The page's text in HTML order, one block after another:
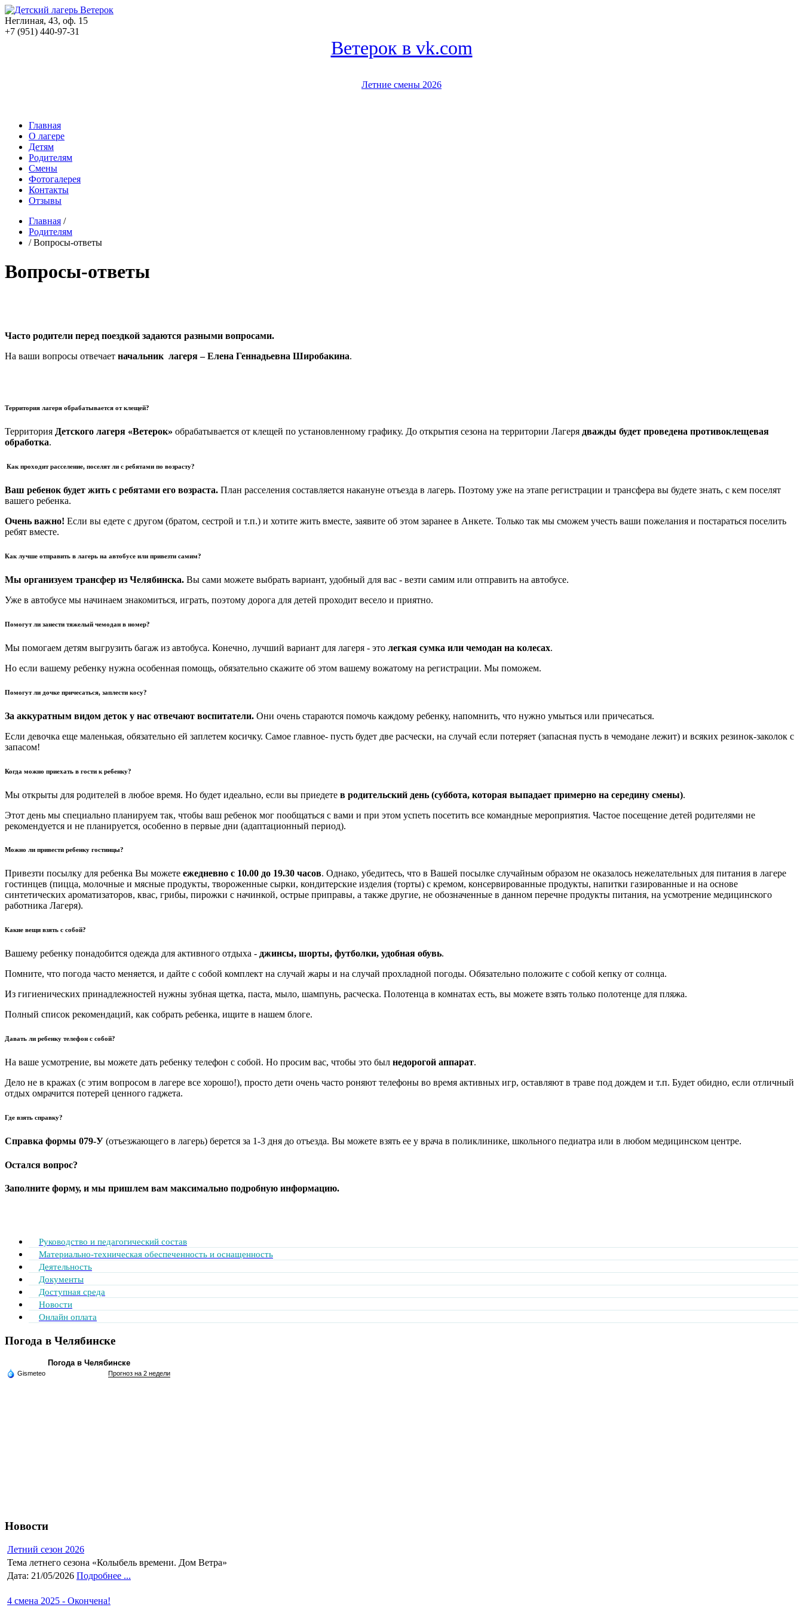
Неглиная, 43, оф. 15
+7 (951) 440-97-31
Ветерок в vk.com
Летние смены 2026
Главная
О лагере
Детям
Родителям
Смены
Фотогалерея
Контакты
Отзывы
Главная /
Родителям
/Вопросы-ответы
Вопросы-ответы
Часто родители перед поездкой задаются разными вопросами.
На ваши вопросы отвечает начальник лагеря – Елена Геннадьевна Широбакина.
Территория лагеря обрабатывается от клещей?
Территория Детского лагеря «Ветерок» обрабатывается от клещей по установленному графику. До открытия сезона на территории Лагеря дважды будет проведена противоклещевая
обработка.
Как проходит расселение, поселят ли с ребятами по возрасту?
Ваш ребенок будет жить с ребятами его возраста. План расселения составляется накануне отъезда в лагерь. Поэтому уже на этапе регистрации и трансфера вы будете знать, с кем поселят
вашего ребенка.
Очень важно! Если вы едете с другом (братом, сестрой и т.п.) и хотите жить вместе, заявите об этом заранее в Анкете. Только так мы сможем учесть ваши пожелания и постараться поселить
ребят вместе.
Как лучше отправить в лагерь на автобусе или привезти самим?
Мы организуем трансфер из Челябинска. Вы сами можете выбрать вариант, удобный для вас - везти самим или отправить на автобусе.
Уже в автобусе мы начинаем знакомиться, играть, поэтому дорога для детей проходит весело и приятно.
Помогут ли занести тяжелый чемодан в номер?
Мы помогаем детям выгрузить багаж из автобуса. Конечно, лучший вариант для лагеря - это легкая сумка или чемодан на колесах.
Но если вашему ребенку нужна особенная помощь, обязательно скажите об этом вашему вожатому на регистрации. Мы поможем.
Помогут ли дочке причесаться, заплести косу?
За аккуратным видом деток у нас отвечают воспитатели. Они очень стараются помочь каждому ребенку, напомнить, что нужно умыться или причесаться.
Если девочка еще маленькая, обязательно ей заплетем косичку. Самое главное- пусть будет две расчески, на случай если потеряет (запасная пусть в чемодане лежит) и всяких резинок-заколок с
запасом!
Когда можно приехать в гости к ребенку?
Мы открыты для родителей в любое время. Но будет идеально, если вы приедете в родительский день (суббота, которая выпадает примерно на середину смены).
Этот день мы специально планируем так, чтобы ваш ребенок мог пообщаться с вами и при этом успеть посетить все командные мероприятия. Частое посещение детей родителями не
рекомендуется и не планируется, особенно в первые дни (адаптационный период).
Можно ли привести ребенку гостинцы?
Привезти посылку для ребенка Вы можете ежедневно с 10.00 до 19.30 часов. Однако, убедитесь, что в Вашей посылке случайным образом не оказалось нежелательных для питания в лагере
гостинцев (пицца, молочные и мясные продукты, твороженные сырки, кондитерские изделия (торты) с кремом, консервированные продукты, напитки газированные и на основе
синтетических ароматизаторов, квас, грибы, пирожки с начинкой, острые приправы, а также другие, не обозначенные в данном перечне продукты питания, на усмотрение медицинского
работника Лагеря).
Какие вещи взять с собой?
Вашему ребенку понадобится одежда для активного отдыха - джинсы, шорты, футболки, удобная обувь.
Помните, что погода часто меняется, и дайте с собой комплект на случай жары и на случай прохладной погоды. Обязательно положите с собой кепку от солнца.
Из гигиенических принадлежностей нужны зубная щетка, паста, мыло, шампунь, расческа. Полотенца в комнатах есть, вы можете взять только полотенце для пляжа.
Полный список рекомендаций, как собрать ребенка, ищите в нашем блоге.
Давать ли ребенку телефон с собой?
На ваше усмотрение, вы можете дать ребенку телефон с собой. Но просим вас, чтобы это был недорогой аппарат.
Дело не в кражах (с этим вопросом в лагере все хорошо!), просто дети очень часто роняют телефоны во время активных игр, оставляют в траве под дождем и т.п. Будет обидно, если отличный
отдых омрачится потерей ценного гаджета.
Где взять справку?
Справка формы 079-У (отъезжающего в лагерь) берется за 1-3 дня до отъезда. Вы можете взять ее у врача в поликлинике, школьного педиатра или в любом медицинском центре.
Остался вопрос?
Заполните форму, и мы пришлем вам максимально подробную информацию.
Руководство и педагогический состав
Материально-техническая обеспеченность и оснащенность
Деятельность
Документы
Доступная среда
Новости
Онлайн оплата
Погода в Челябинске
Погода в Челябинске
Gismeteo Прогноз на 2 недели
Новости
Летний сезон 2026
Тема летнего сезона «Колыбель времени. Дом Ветра»
Дата: 21/05/2026 Подробнее ...
4 смена 2025 - Окончена!